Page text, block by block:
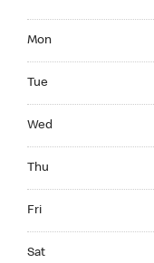
Mon
Tue
Wed
Thu
Fri
Sat